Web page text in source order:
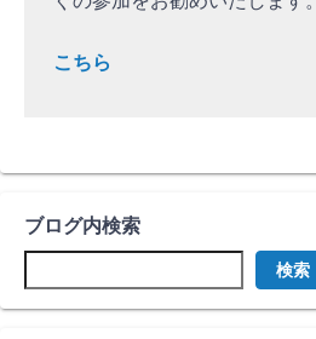
こちら
ブログ内検索
検索